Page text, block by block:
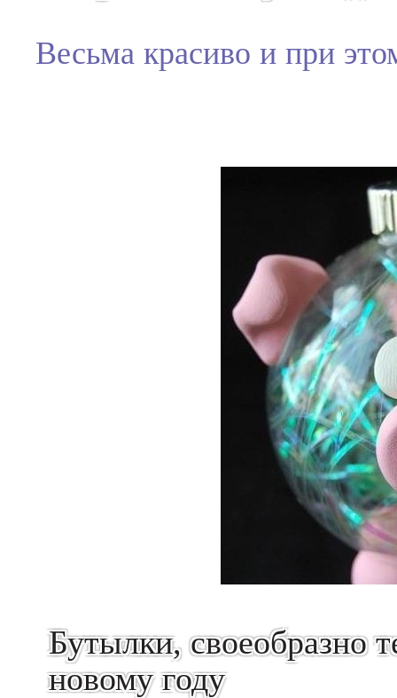
Весьма красиво и при
Бутылки, своеобразно
новому году